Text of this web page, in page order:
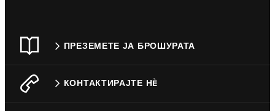
ПРЕЗЕМЕТЕ ЈА БРОШУРАТА
КОНТАКТИРАЈТЕ НÈ